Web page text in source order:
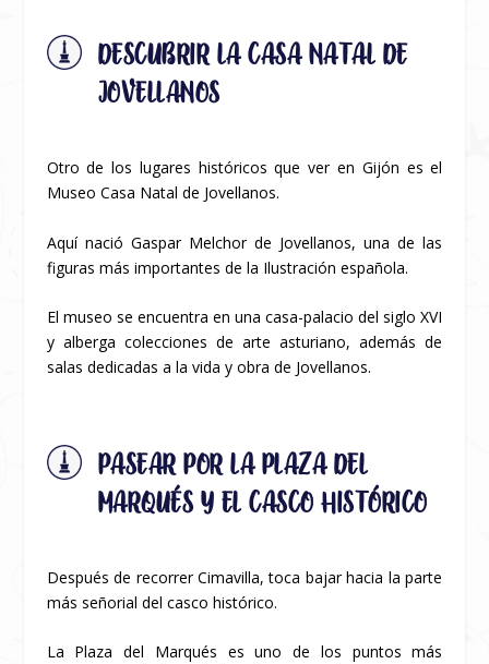
DESCUBRIR LA CASA NATAL DE
JOVELLANOS
Otro de los lugares históricos que ver en Gijón es el
Museo Casa Natal de Jovellanos.
Aquí nació Gaspar Melchor de Jovellanos, una de las
figuras más importantes de la Ilustración española.
El museo se encuentra en una casa-palacio del siglo XVI
y alberga colecciones de arte asturiano, además de
salas dedicadas a la vida y obra de Jovellanos.
PASEAR POR LA PLAZA DEL
MARQUÉS Y EL CASCO HISTÓRICO
Después de recorrer Cimavilla, toca bajar hacia la parte
más señorial del casco histórico.
La Plaza del Marqués es uno de los puntos más